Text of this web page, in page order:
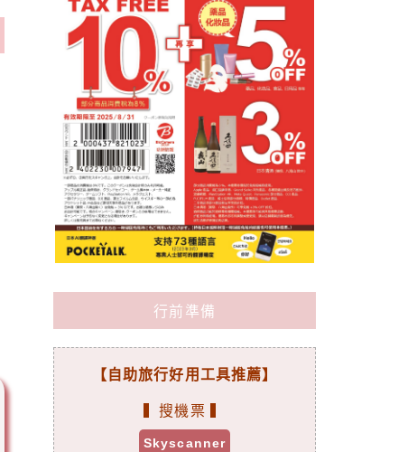
行前準備
【自助旅行好用工具推薦】
▍搜機票 ▍
Skyscanner